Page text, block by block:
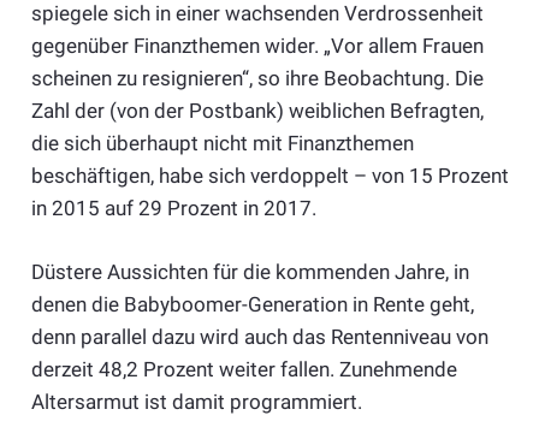
spiegele sich in einer wachsenden Verdrossenheit
gegenüber Finanzthemen wider. „Vor allem Frauen
scheinen zu resignieren“, so ihre Beobachtung. Die
Zahl der (von der Postbank) weiblichen Befragten,
die sich überhaupt nicht mit Finanzthemen
beschäftigen, habe sich verdoppelt – von 15 Prozent
in 2015 auf 29 Prozent in 2017.
Düstere Aussichten für die kommenden Jahre, in
denen die Babyboomer-Generation in Rente geht,
denn parallel dazu wird auch das Rentenniveau von
derzeit 48,2 Prozent weiter fallen. Zunehmende
Altersarmut ist damit programmiert.